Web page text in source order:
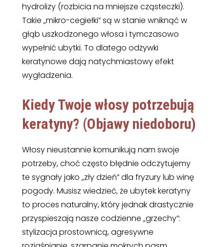
hydrolizy (rozbicia na mniejsze cząsteczki).
Takie „mikro-cegiełki” są w stanie wniknąć w
głąb uszkodzonego włosa i tymczasowo
wypełnić ubytki. To dlatego odżywki
keratynowe dają natychmiastowy efekt
wygładzenia.
Kiedy Twoje włosy potrzebują
keratyny? (Objawy niedoboru)
Włosy nieustannie komunikują nam swoje
potrzeby, choć często błędnie odczytujemy
te sygnały jako „zły dzień” dla fryzury lub winę
pogody. Musisz wiedzieć, że ubytek keratyny
to proces naturalny, który jednak drastycznie
przyspieszają nasze codzienne „grzechy”:
stylizacja prostownicą, agresywne